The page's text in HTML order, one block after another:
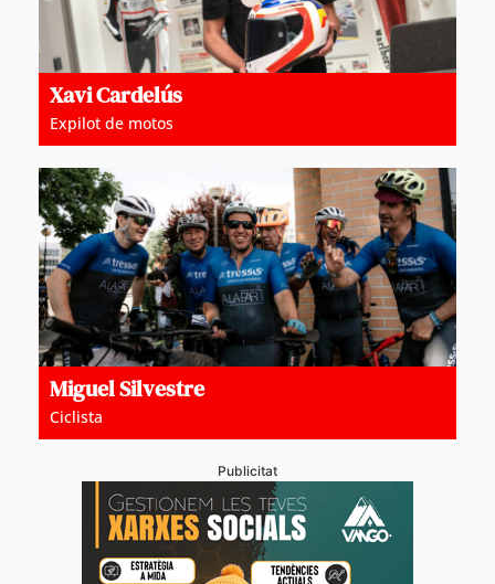
Xavi Cardelús
Expilot de motos
Miguel Silvestre
Ciclista
Publicitat